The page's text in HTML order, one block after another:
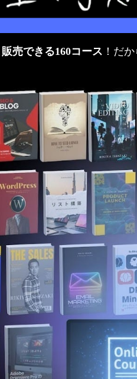
売できる160コース ！だ